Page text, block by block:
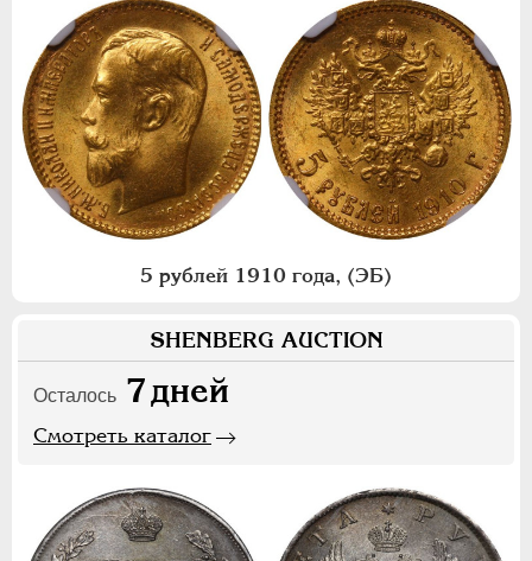
5 рублей 1910 года, (ЭБ)
SHENBERG AUCTION
Осталось 7дней
Смотреть каталог